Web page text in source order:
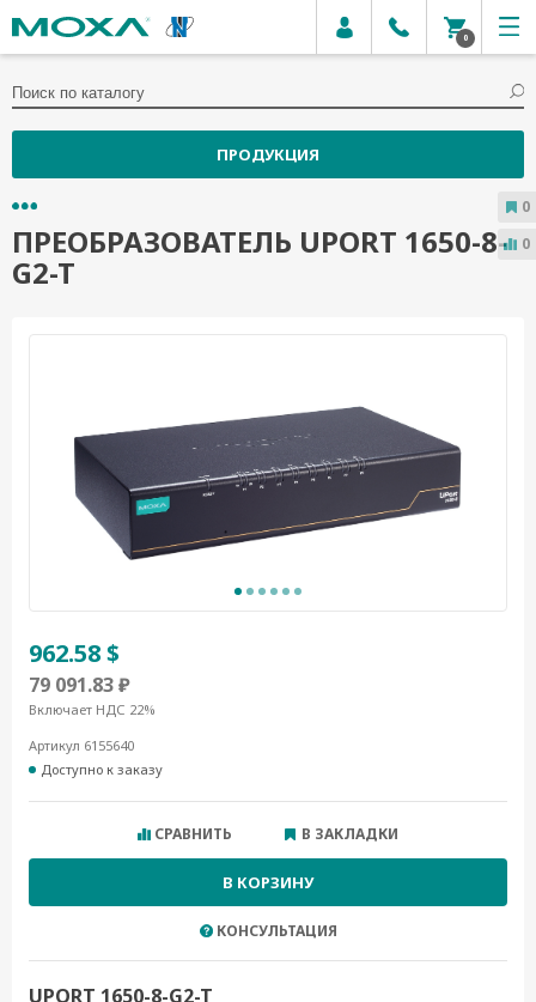
0
ПРОДУКЦИЯ
ПРЕОБРАЗОВАТЕЛЬ UPORT 1650-8-
G2-T
962.58 $
79 091.83 ₽
Включает НДС 22%
Артикул 6155640
Доступно к заказу
СРАВНИТЬ В ЗАКЛАДКИ
В КОРЗИНУ
КОНСУЛЬТАЦИЯ
UPORT 1650-8-G2-T
0
0